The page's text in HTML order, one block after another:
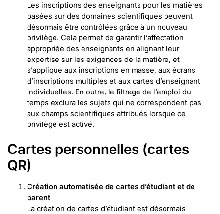
Les inscriptions des enseignants pour les matières
basées sur des domaines scientifiques peuvent
désormais être contrôlées grâce à un nouveau
privilège. Cela permet de garantir l’affectation
appropriée des enseignants en alignant leur
expertise sur les exigences de la matière, et
s’applique aux inscriptions en masse, aux écrans
d’inscriptions multiples et aux cartes d’enseignant
individuelles. En outre, le filtrage de l’emploi du
temps exclura les sujets qui ne correspondent pas
aux champs scientifiques attribués lorsque ce
privilège est activé.
Cartes personnelles (cartes
QR)
Création automatisée de cartes d’étudiant et de
parent
La création de cartes d’étudiant est désormais